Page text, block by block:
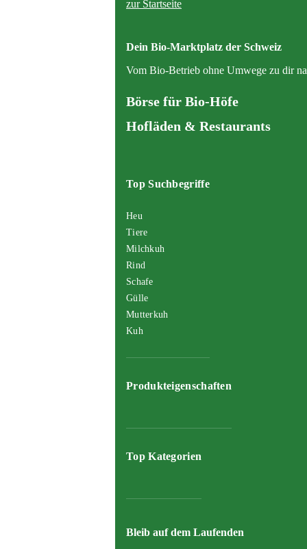
zur Startseite
Dein Bio-Marktplatz der Schweiz
Vom Bio-Betrieb ohne Umwege zu dir
Börse für Bio-Höfe
Hofläden & Restaurants
Top Suchbegriffe
Heu
Tiere
Milchkuh
Rind
Schafe
Gülle
Mutterkuh
Kuh
Top Kategorien
Produkteigenschaften
Bleib auf dem Laufenden